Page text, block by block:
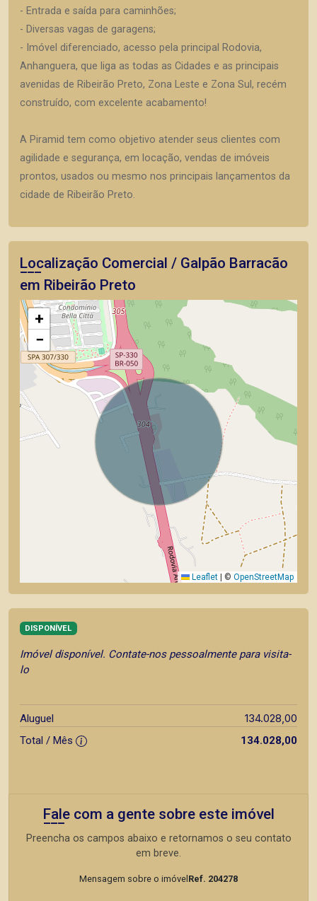
- Entrada e saída para caminhões;
- Diversas vagas de garagens;
- Imóvel diferenciado, acesso pela principal Rodovia,
Anhanguera, que liga as todas as Cidades e as principais
avenidas de Ribeirão Preto, Zona Leste e Zona Sul, recém
construído, com excelente acabamento!
A Piramid tem como objetivo atender seus clientes com
agilidade e segurança, em locação, vendas de imóveis
prontos, usados ou mesmo nos principais lançamentos da
cidade de Ribeirão Preto.
Localização Comercial / Galpão Barracão
em Ribeirão Preto
+
−
Leaflet © OpenStreetMap
DISPONÍVEL
Imóvel disponível. Contate-nos pessoalmente para visita-
lo
Aluguel 134.028,00
Total / Mês 134.028,00
Fale com a gente sobre este imóvel
Preencha os campos abaixo e retornamos o seu contato
em breve.
Mensagem sobre o imóvel Ref. 204278